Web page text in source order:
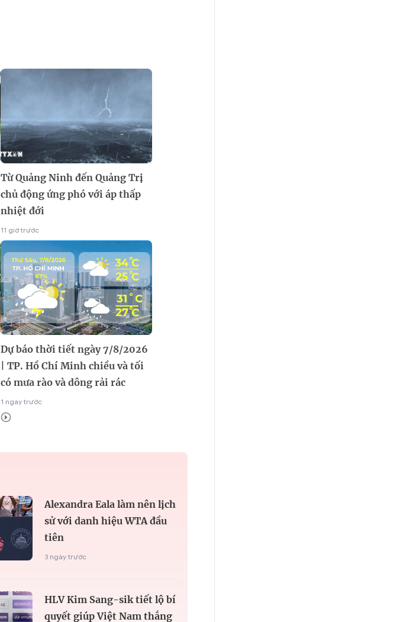
Từ Quảng Ninh đến Quảng Trị
chủ động ứng phó với áp thấp
nhiệt đới
11 giờ trước
Dự báo thời tiết ngày 7/8/2026
| TP. Hồ Chí Minh chiều và tối
có mưa rào và dông rải rác
1 ngày trước
Alexandra Eala làm nên lịch
sử với danh hiệu WTA đầu
tiên
3 ngày trước
HLV Kim Sang-sik tiết lộ bí
quyết giúp Việt Nam thắng